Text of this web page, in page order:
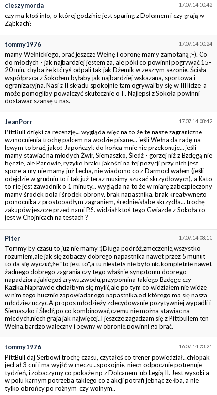
17.07.14 10:42
cieszymorda
czy ma ktoś info, o której godzinie jest sparing z Dolcanem i czy grają w
Ząbkach?
17.07.14 10:24
tommy1976
mamy Wełnickiego, brać jeszcze Wełnę i obronę mamy zamotaną ;-). Co
do młodych - jak najbardziej jestem za, ale póki co powinni pogrywać 15-
20 min, chyba że któryś odpali tak jak Dżemik w zeszłym sezonie. Ścisła
współpraca z Sokołem byłaby jak najbardziej wskazana, sportowa i
ogranizacyjna. Nasi z II składu spokojnie tam ogrywaliby się w III lidze, a
może pomogliby powalczyć skutecznie o II. Najlepsi z Sokoła powinni
dostawać szansę u nas.
17.07.14 08:42
JeanPorr
PittBull dzięki za recenzję... wygląda więc na to że te nasze zagraniczne
wzmocnienia trochę palcem na wodzie pisane... jeśli Wełna da radę na
lewym to brać, jakoś Japończyk do końca mnie nie przekonuje... jeśli
mamy stawiać na młodych Żwir, Siemaszko, Śledź - gorzej niż z Bzdęgą nie
będzie, ale Panowie, ryzyko braku jakości na tej pozycji przy nich jest
spore a my nie mamy już Lecha, nie wiadomo co z Darmochwałem (jeśli
odejdzie w grudniu to i tak już teraz musimy szukać skrzydłowych), a Kato
to nie jest zawodnik o 1 minuty... wygląda na to że w miarę zabezpieczony
mamy środek pola i środek obrony, brak napastnika, brak kreatywnego
pomocnika z prostopadłym zagraniem, średnie/słabe skrzydła... trochę
zakupów jeszcze przed nami P.S. widział ktoś tego Gwiazdę z Sokoła co
jest w Chojnicach na testach ?
17.07.14 08:10
Piter
Tommy by czasu to juz nie mamy :)Długa podróż,zmeczenie,wszystko
rozumiem,ale jak się zobaczy dobrego napastnika nawet przez 5 munut
to da się wyczuć,że "to jest to",a tu niestety nie było nic,kompletnie nawet
żadnego dobrego zagrania czy tego właśnie symptomu dobrego
napadziora,jakiegoś zrywu,zwodu,przypomina takiego Bzdęge czy
Kazika.Naprawde chciałbym się mylić,ale po tym co widziałem nie widze
w nim tego hucznie zapowiadanego napastnika,od którego ma się nasza
młodziez uczyc.A propos młodzieży zdecydowanie pozytywniej wypadli i
Siemaszko i Śledź,po co kombinować,czemu nie można stawiac na
młodych,niech graja jak najwięcej..I jeszcze zagadzam się z Pittbullem ten
Wełna,bardzo waleczny i pewny w obronie,powinni go brać.
16.07.14 23:21
tommy1976
PittBull daj Serbowi trochę czasu, czytałeś co trener powiedział...chłopak
jechał 3 dni i ma wyjść w meczu...spokojnie, niech odpocznie potrenuje
tydzień, i zobaczymy co pokaże np z Dolcanem lub Legią II. Jest wysoki a
w polu karnym potrzeba takiego co z akcji potrafi jebnąc ze łba, a nie
tylko obrońcy po rożnym, czy wolnym..